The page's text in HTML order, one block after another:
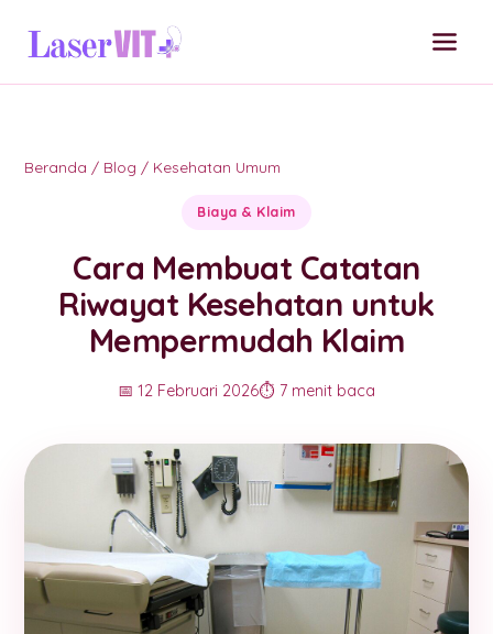
Beranda / Blog / Kesehatan Umum
Biaya & Klaim
Cara Membuat Catatan
Riwayat Kesehatan untuk
Mempermudah Klaim
📅 12 Februari 2026⏱️ 7 menit baca